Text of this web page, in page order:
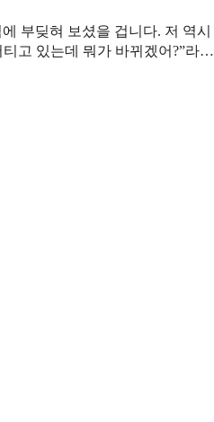
부딪혀 보셨을 겁니다. 저 역시
고 있는데 뭐가 바뀌겠어?”라는
국회 본회의를 통과한 ‘재생에